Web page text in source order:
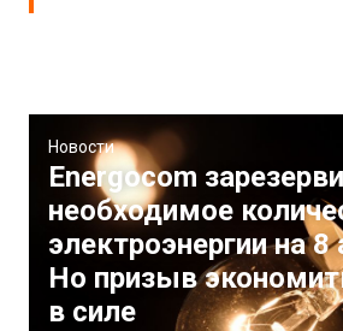
Новости
Energocom
необходимое
электроэнергии на 8
Но призыв
в силе